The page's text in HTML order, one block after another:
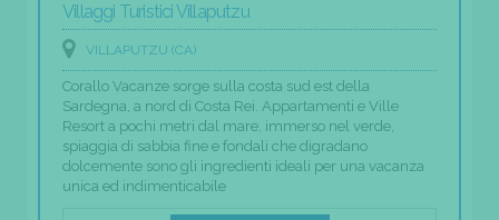
Villaggi Turistici Villaputzu
VILLAPUTZU (CA)
Corallo Vacanze sorge sulla costa sud est della
Sardegna, a nord di Costa Rei. Appartamenti e Ville
Resort a pochi metri dal mare, immerso nel verde,
spiaggia di sabbia fine e fondali che digradano
dolcemente sono gli ingredienti ideali per una vacanza
unica ed indimenticabile